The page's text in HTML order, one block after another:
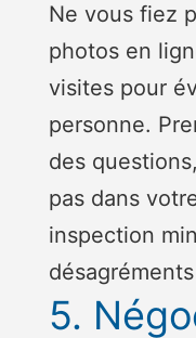
Ne vous fiez
photos en
visites pour
personne.
des
pas dans
inspection
5.